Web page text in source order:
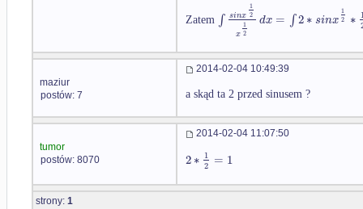
Zatem ∫ sinx
1
2
x
1
2
dx = ∫2∗sinx 1
2
∗
maziur
postów: 7
2014-02-04 10:49:39
a skąd ta 2 przed sinusem ?
tumor
postów: 8070
2014-02-04 11:07:50
2∗ 1
2 = 1
strony: 1